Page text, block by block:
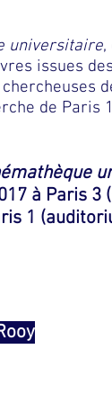
universitaire,
issues
de Paris
à Paris 3
1